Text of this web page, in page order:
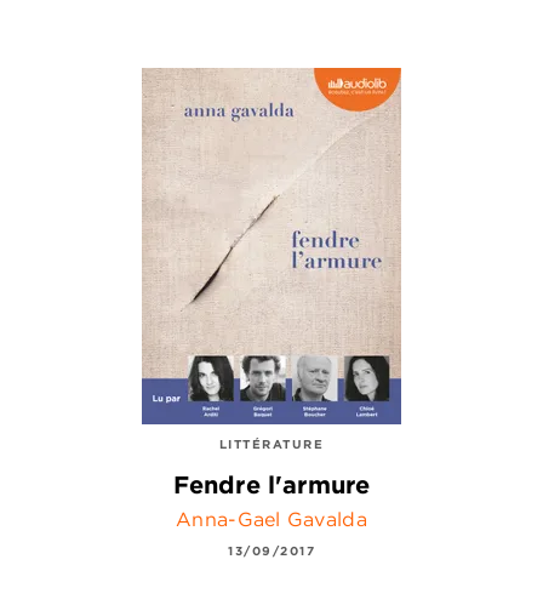
LITTÉRATURE
Fendre l'armure
Anna-Gael Gavalda
13/09/2017